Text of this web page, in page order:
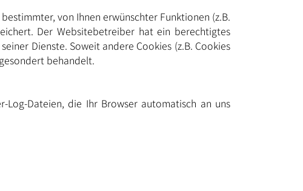
von Ihnen erwünschter Funktionen (z.B.
Der Websitebetreiber hat ein berechtigtes
Dienste. Soweit andere Cookies (z.B. Cookies
behandelt.
Dateien, die Ihr Browser automatisch an uns